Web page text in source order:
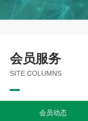
会员服务
SITE COLUMNS
会员动态